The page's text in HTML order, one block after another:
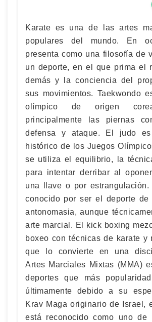
Karate es una de las artes
populares del mundo. En
presenta como una filosofía de
un deporte, en el que prima el
demás y la conciencia del
sus movimientos. Taekwondo
olímpico de origen
principalmente las piernas
defensa y ataque. El judo
histórico de los Juegos
se utiliza el equilibrio, la
para intentar derribar al
una llave o por
conocido por ser el deporte de
antonomasia, aunque
arte marcial. El kick boxing
boxeo con técnicas de karate y
que lo convierte en una
Artes Marciales Mixtas (MMA)
deportes que más
últimamente debido a su
Krav Maga originario de Israel,
está reconocido como uno de